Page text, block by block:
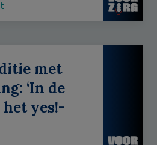
met
‘In de
yes!-